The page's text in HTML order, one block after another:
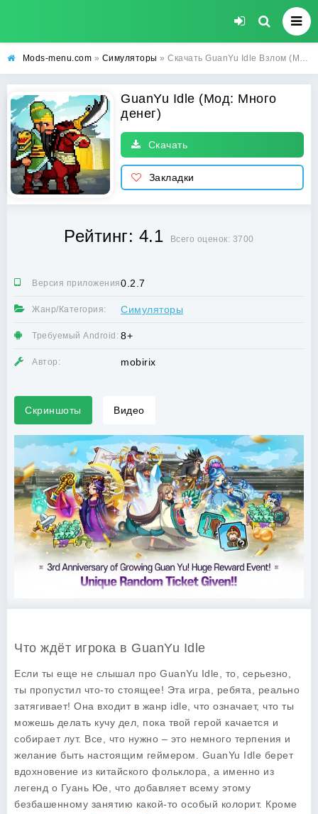
Mods-menu.com » Симуляторы » Скачать GuanYu Idle Взлом (Много денег) на Андроид бесплатно
GuanYu Idle (Мод: Много
денег)
Скачать
Закладки
Рейтинг: 4.1 Всего оценок: 3700
Версия приложения:0.2.7
Жанр/Категория: Симуляторы
Требуемый Android: 8+
Автор: mobirix
Скриншоты Видео
Что ждёт игрока в GuanYu Idle
Если ты еще не слышал про GuanYu Idle , то, серьезно,
ты пропустил что-то стоящее! Эта игра, ребята, реально
затягивает! Она входит в жанр idle, что означает, что ты
можешь делать кучу дел, пока твой герой качается и
собирает лут. Все, что нужно – это немного терпения и
желание быть настоящим геймером. GuanYu Idle берет
вдохновение из китайского фольклора, а именно из
легенд о Гуань Юе, что добавляет всему этому
безбашенному занятию какой-то особый колорит. Кроме